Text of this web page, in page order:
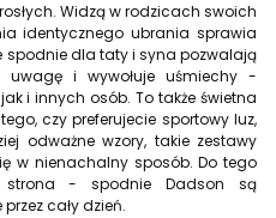
Widzą w rodzicach swoich
identycznego ubrania sprawia
dla taty i syna pozwalają
uwagę i wywołuje uśmiechy -
i innych osób. To także świetna
czy preferujecie sportowy luz,
odważne wzory, takie zestawy
w nienachalny sposób. Do tego
strona - spodnie Dadson są
cały dzień.